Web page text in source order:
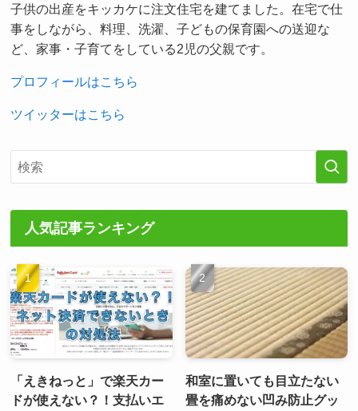
子供の出産をキッカケに注文住宅を建てました。在宅で仕
事をしながら、料理、洗濯、子どもの保育園への送迎な
ど、家事・子育てをしている2児の父親です。
プロフィールはこちら
ツイッターはこちら
人気記事ランキング
「えきねっと」で楽天カー
ドが使えない？！支払いエ
和室に置いても目立たない
畳を痛めない凹み防止グッ